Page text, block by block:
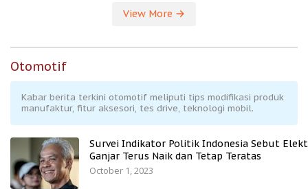
View More
Otomotif
Kabar berita terkini otomotif meliputi tips modifikasi produk
manufaktur, fitur aksesori, tes drive, teknologi mobil.
Survei Indikator Politik Indonesia Sebut
Ganjar Terus Naik dan Tetap Teratas
October 1, 2023